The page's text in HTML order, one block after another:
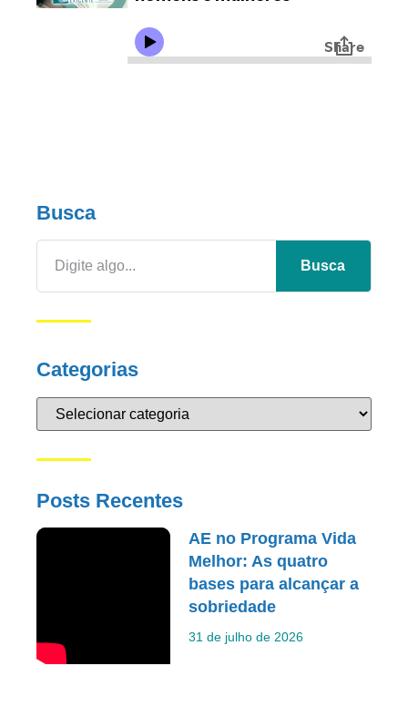
Busca
Busca
Categorias
Posts Recentes
AE no Programa Vida
Melhor: As quatro
bases para alcançar a
sobriedade
31 de julho de 2026